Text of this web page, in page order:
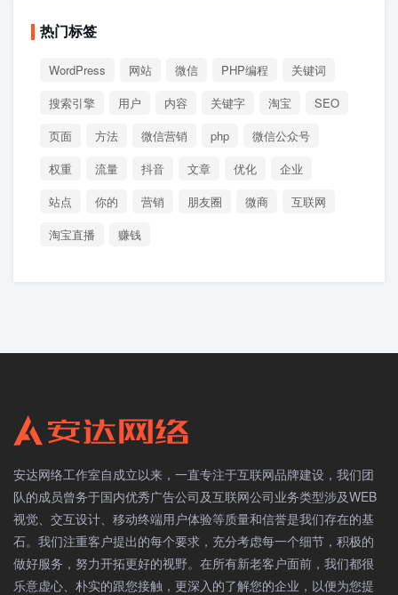
热门标签
WordPress 网站 微信 PHP编程
关键词
搜索引擎
用户 内容 关键字 淘宝
SEO
页面
方法 微信营销 php
微信公众号
权重
流量 抖音 文章 优化
企业
站点
你的 营销 朋友圈 微商
互联网
淘宝直播
赚钱
安达网络工作室自成立以来，一直专注于互联网品牌建设，我们团
队的成员曾务于国内优秀广告公司及互联网公司业务类型涉及WEB
视觉、交互设计、移动终端用户体验等质量和信誉是我们存在的基
石。我们注重客户提出的每个要求，充分考虑每一个细节，积极的
做好服务，努力开拓更好的视野。在所有新老客户面前，我们都很
乐意虚心、朴实的跟您接触，更深入的了解您的企业，以便为您提